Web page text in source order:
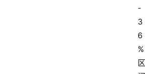
-
3
6
%
区